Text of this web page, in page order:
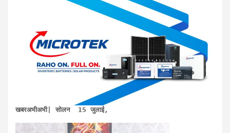
खबरअभीअभी| सोलन  15 जुलाई,